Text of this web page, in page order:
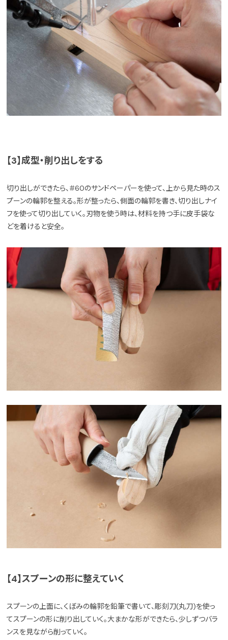
【3】成型・削り出しをする
切り出しができたら、＃60のサンドペーパーを使って、上から見た時のス
プーンの輪郭を整える。形が整ったら、側面の輪郭を書き、切り出しナイ
フを使って切り出していく。刃物を使う時は、材料を持つ手に皮手袋な
どを着けると安全。
【4】スプーンの形に整えていく
スプーンの上面に、くぼみの輪郭を鉛筆で書いて、彫刻刀(丸刀)を使っ
てスプーンの形に削り出していく。大まかな形ができたら、少しずつバラ
ンスを見ながら削っていく。